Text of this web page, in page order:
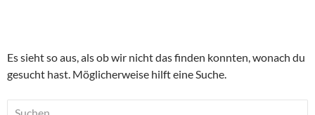
Es sieht so aus, als ob wir nicht das finden konnten, wonach du
gesucht hast. Möglicherweise hilft eine Suche.
Suchen